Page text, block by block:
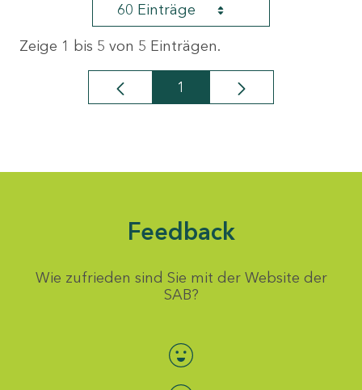
60 Einträge
Zeige 1 bis 5 von 5 Einträgen.
Seite
1
Feedback
Wie zufrieden sind Sie mit der Website der
SAB?
Bewertung auswählen